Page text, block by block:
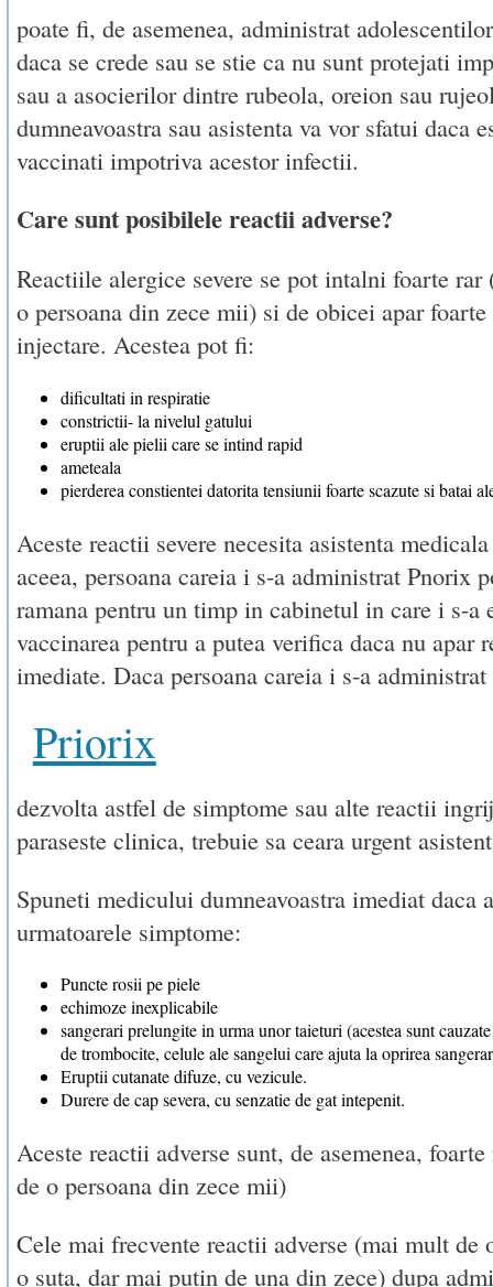
poate fi, de asemenea, administrat
daca se crede sau se stie ca nu sunt protejati
sau a asocierilor dintre rubeola, oreion sau
dumneavoastra sau asistenta va vor sfatui daca
vaccinati impotriva acestor infectii.
Care sunt posibilele reactii adverse?
Reactiile alergice severe se pot intalni foarte
o persoana din zece mii) si de obicei apar
injectare. Acestea pot fi:
dificultati in respiratie
constrictii- la nivelul gatului
eruptii ale pielii care se intind rapid
ameteala
pierderea constientei datorita tensiunii foarte scazute si batai
Aceste reactii severe necesita asistenta
aceea, persoana careia i s-a administrat Pnorix
ramana pentru un timp in cabinetul in care i s-a
vaccinarea pentru a putea verifica daca nu apar
imediate. Daca persoana careia i s-a administrat
Priorix
dezvolta astfel de simptome sau alte reactii
paraseste clinica, trebuie sa ceara urgent
Spuneti medicului dumneavoastra imediat daca
urmatoarele simptome:
Puncte rosii pe piele
echimoze inexplicabile
sangerari prelungite in urma unor taieturi (acestea sunt
de trombocite, celule ale sangelui care ajuta la oprirea
Eruptii cutanate difuze, cu vezicule.
Durere de cap severa, cu senzatie de gat intepenit.
Aceste reactii adverse sunt, de asemenea,
de o persoana din zece mii)
Cele mai frecvente reactii adverse (mai mult de
o suta, dar mai putin de una din zece) dupa